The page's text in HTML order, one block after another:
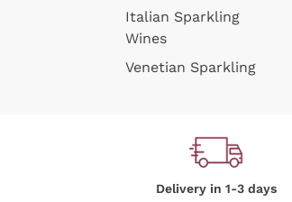
Italian Sparkling
Wines
Venetian Sparkling
Delivery in 1-3 days